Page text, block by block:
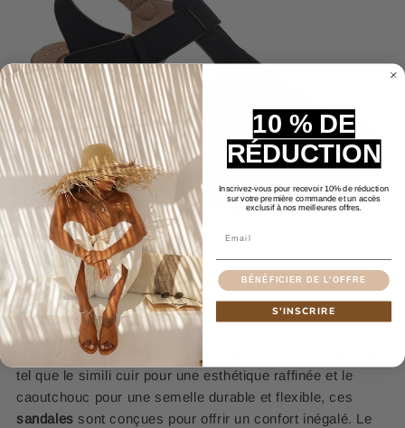
Qualité Supérieure
Confectionnées à partir de matériaux de première qualité,
tel que le simili cuir pour une esthétique raffinée et le
caoutchouc pour une semelle durable et flexible, ces
sandales sont conçues pour offrir un confort inégalé. Le
10 % DE
RÉDUCTION
Inscrivez-vous pour recevoir 10% de réduction
sur votre première commande et un accès
exclusif à nos meilleures offres.
BÉNÉFICIER DE L'OFFRE
S'INSCRIRE